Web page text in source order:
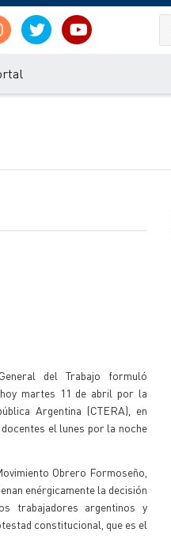
del Trabajo formuló
martes 11 de abril por la
Argentina (CTERA), en
el lunes por la noche
Obrero Formoseño,
enérgicamente la decisión
trabajadores argentinos y
constitucional, que es el